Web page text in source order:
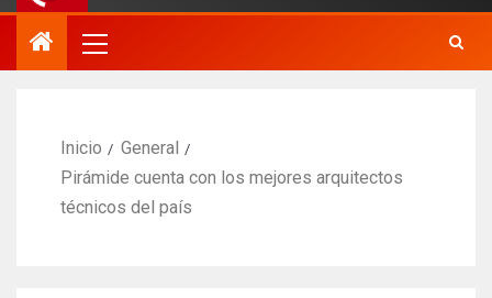
Inicio
General
Pirámide cuenta con los mejores arquitectos
técnicos del país